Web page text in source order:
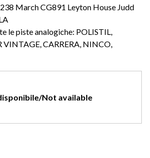
March CG891 Leyton House Judd
le piste analogiche: POLISTIL,
VINTAGE, CARRERA, NINCO,
Not available